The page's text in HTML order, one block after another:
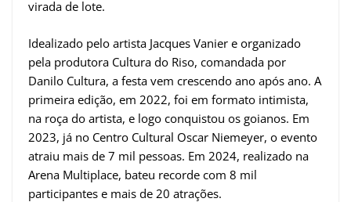
virada de lote.
Idealizado pelo artista Jacques Vanier e organizado
pela produtora Cultura do Riso, comandada por
Danilo Cultura, a festa vem crescendo ano após ano. A
primeira edição, em 2022, foi em formato intimista,
na roça do artista, e logo conquistou os goianos. Em
2023, já no Centro Cultural Oscar Niemeyer, o evento
atraiu mais de 7 mil pessoas. Em 2024, realizado na
Arena Multiplace, bateu recorde com 8 mil
participantes e mais de 20 atrações.